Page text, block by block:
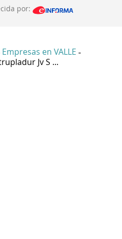
por:
Empresas en VALLE -
Jv S ...